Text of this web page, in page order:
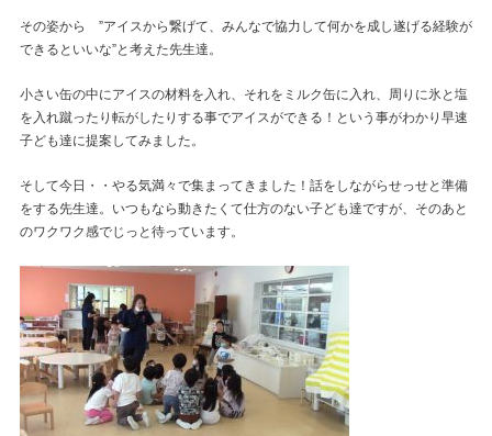
その姿から ”アイスから繋げて、みんなで協力して何かを成し遂げる経験が
できるといいな”と考えた先生達。
小さい缶の中にアイスの材料を入れ、それをミルク缶に入れ、周りに氷と塩
を入れ蹴ったり転がしたりする事でアイスができる！という事がわかり早速
子ども達に提案してみました。
そして今日・・やる気満々で集まってきました！話をしながらせっせと準備
をする先生達。いつもなら動きたくて仕方のない子ども達ですが、そのあと
のワクワク感でじっと待っています。